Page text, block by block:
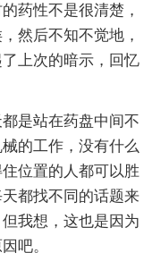
药性不是很清楚，
然后不知不觉地，
上次的暗示，回忆
是站在药盘中间不
的工作，没有什么
位置的人都可以胜
都找不同的话题来
我想，这也是因为
吧。